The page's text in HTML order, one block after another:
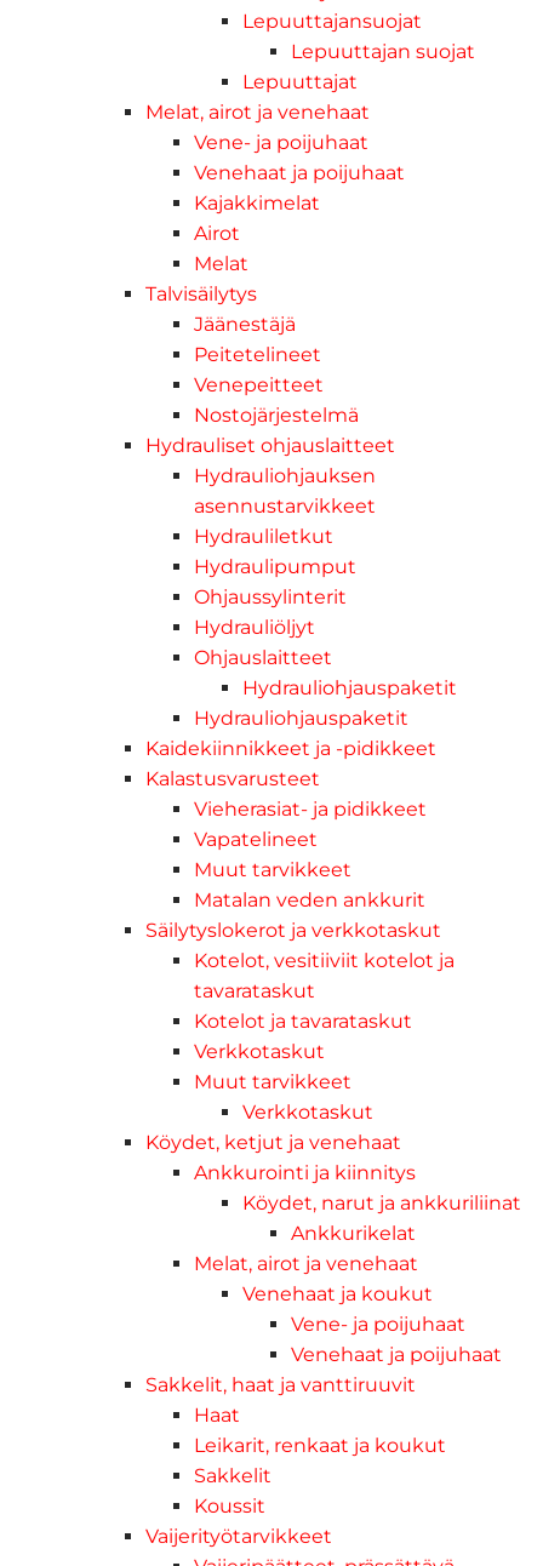
Lepuuttajansuojat
Lepuuttajan suojat
Lepuuttajat
Melat, airot ja venehaat
Vene- ja poijuhaat
Venehaat ja poijuhaat
Kajakkimelat
Airot
Melat
Talvisäilytys
Jäänestäjä
Peitetelineet
Venepeitteet
Nostojärjestelmä
Hydrauliset ohjauslaitteet
Hydrauliohjauksen
asennustarvikkeet
Hydrauliletkut
Hydraulipumput
Ohjaussylinterit
Hydrauliöljyt
Ohjauslaitteet
Hydrauliohjauspaketit
Hydrauliohjauspaketit
Kaidekiinnikkeet ja -pidikkeet
Kalastusvarusteet
Vieherasiat- ja pidikkeet
Vapatelineet
Muut tarvikkeet
Matalan veden ankkurit
Säilytyslokerot ja verkkotaskut
Kotelot, vesitiiviit kotelot ja
tavarataskut
Kotelot ja tavarataskut
Verkkotaskut
Muut tarvikkeet
Verkkotaskut
Köydet, ketjut ja venehaat
Ankkurointi ja kiinnitys
Köydet, narut ja ankkuriliinat
Ankkurikelat
Melat, airot ja venehaat
Venehaat ja koukut
Vene- ja poijuhaat
Venehaat ja poijuhaat
Sakkelit, haat ja vanttiruuvit
Haat
Leikarit, renkaat ja koukut
Sakkelit
Koussit
Vaijerityötarvikkeet